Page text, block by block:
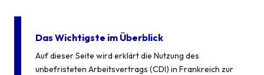
Das Wichtigste im Überblick
Auf dieser Seite wird erklärt die Nutzung des
unbefristeten Arbeitsvertrags (CDI) in Frankreich zur